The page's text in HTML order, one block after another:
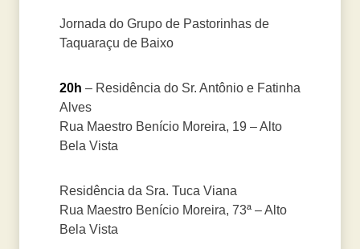
Jornada do Grupo de Pastorinhas de
Taquaraçu de Baixo
20h – Residência do Sr. Antônio e Fatinha
Alves
Rua Maestro Benício Moreira, 19 – Alto
Bela Vista
Residência da Sra. Tuca Viana
Rua Maestro Benício Moreira, 73ª – Alto
Bela Vista